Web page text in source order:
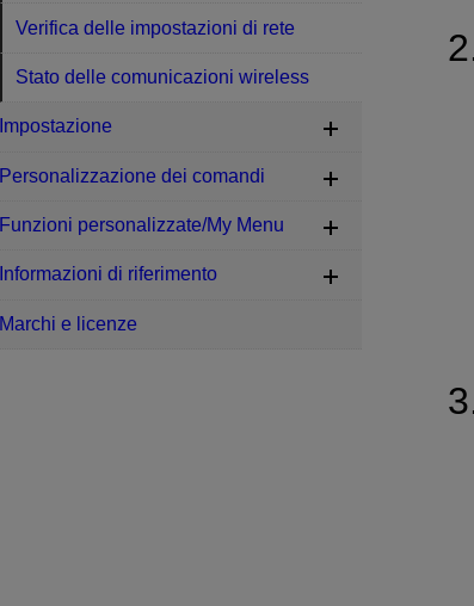
Verifica delle impostazioni di rete
Stato delle comunicazioni wireless
Impostazione
Personalizzazione dei comandi
Funzioni personalizzate/My Menu
Informazioni di riferimento
Marchi e licenze